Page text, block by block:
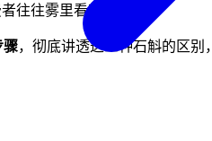
往往雾里看花。
骤，彻底讲透这三种石斛的区别